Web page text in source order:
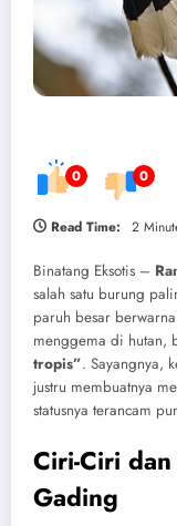
0 0
Read Time: 2
Binatang Eksotis –
salah satu burung
paruh besar
menggema di hutan,
tropis”. Sayangnya,
justru membuatnya
statusnya terancam
Ciri-Ciri
Gading